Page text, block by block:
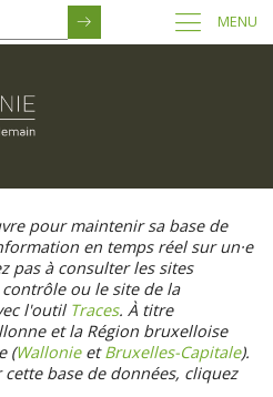
MENU
pour maintenir sa base de
en temps réel sur un·e
pas à consulter les sites
ou le site de la
l'outil Traces. À titre
et la Région bruxelloise
(WallonieetBruxelles-Capitale).
base de données, cliquez